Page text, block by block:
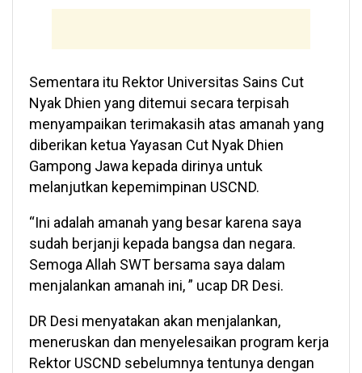
Sementara itu Rektor Universitas Sains Cut
Nyak Dhien yang ditemui secara terpisah
menyampaikan terimakasih atas amanah yang
diberikan ketua Yayasan Cut Nyak Dhien
Gampong Jawa kepada dirinya untuk
melanjutkan kepemimpinan USCND.
“Ini adalah amanah yang besar karena saya
sudah berjanji kepada bangsa dan negara.
Semoga Allah SWT bersama saya dalam
menjalankan amanah ini, ” ucap DR Desi.
DR Desi menyatakan akan menjalankan,
meneruskan dan menyelesaikan program kerja
Rektor USCND sebelumnya tentunya dengan